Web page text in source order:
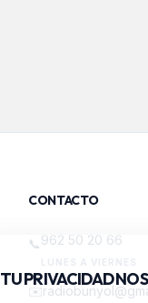
CONTACTO
📞962 50 20 66
✉️
TU PRIVACIDAD